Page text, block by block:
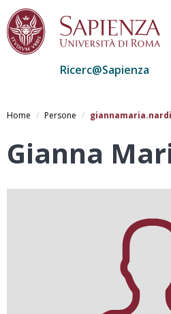
al
principale
Ricerc@Sapienza
Home Persone
Gianna